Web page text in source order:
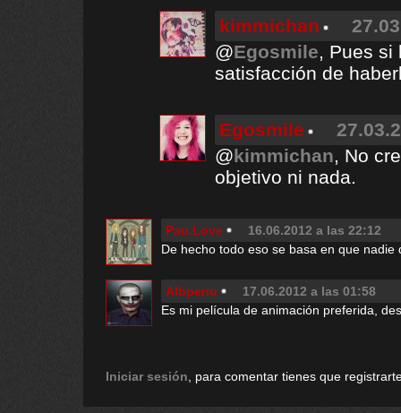
kimmichan
@Egosmile, Pues si
satisfacción de
Egosmile
@kimmichan, No
objetivo ni nada.
Pau.Love
16.06.2012 a las 22:12
De hecho todo eso se basa en que
Albpenu
17.06.2012 a las 01:58
Es mi película de animación preferida,
Iniciar sesión , para comentar tienes que